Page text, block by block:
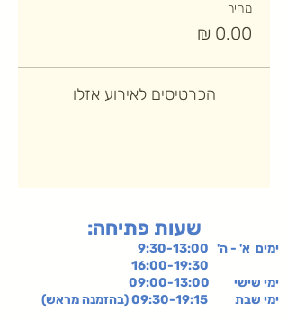
מחיר
הכרטיסים לאירוע אזלו
:שעות פתיחה
ימים א' - ה' 9:30-13:00
ימי שישי 09:00-13:00
ימי שבת 09:30-19:15 (בהזמנה מראש)